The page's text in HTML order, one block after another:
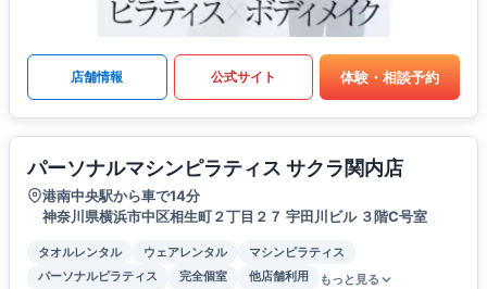
店舗情報 公式サイト 体験・相談予約
パーソナルマシンピラティス サクラ関内店
港南中央駅から車で14分
神奈川県横浜市中区相生町２丁目２７ 宇田川ビル ３階C号室
タオルレンタル ウェアレンタル
マシンピラティス
パーソナルピラティス
完全個室 他店舗利用 もっと見る